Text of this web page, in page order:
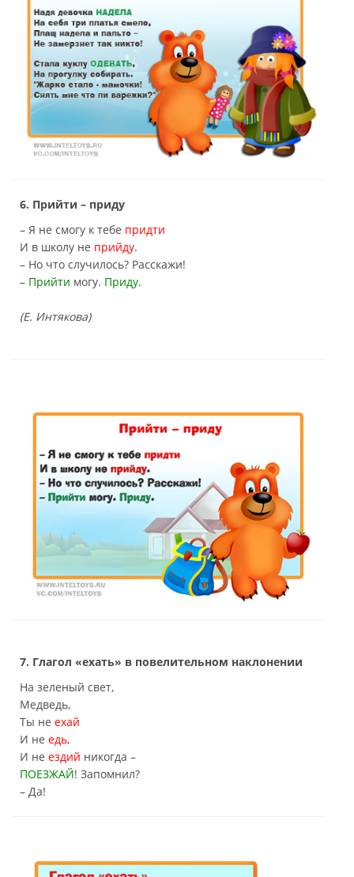
6. Прийти – приду
– Я не смогу к тебе придти
И в школу не прийду.
– Но что случилось? Расскажи!
– Прийти могу. Приду.
(Е. Интякова)
7. Глагол «ехать» в повелительном наклонении
На зеленый свет,
Медведь,
Ты не ехай
И не едь,
И не ездий никогда –
ПОЕЗЖАЙ! Запомнил?
– Да!